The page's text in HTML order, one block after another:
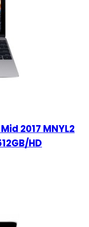
2017 MNYL2
HD